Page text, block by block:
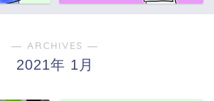
― ARCHIVES ―
2021年 1月